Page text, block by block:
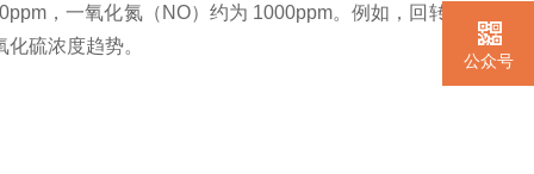
，一氧化氮（NO）约为 1000ppm。例如，回转窑出
硫浓度趋势。
公众号